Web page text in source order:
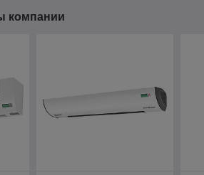
компании